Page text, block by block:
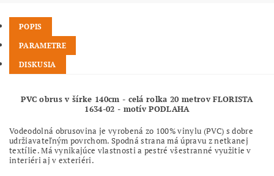
POPIS
PARAMETRE
DISKUSIA
PVC obrus v šírke 140cm - celá rolka 20 metrov FLORISTA
1634-02 - motív PODLAHA
Vodeodolná obrusovina je vyrobená zo 100% vinylu (PVC) s dobre
udržiavateľným povrchom. Spodná strana má úpravu z netkanej
textílie. Má vynikajúce vlastnosti a pestré všestranné využitie v
interiéri aj v exteriéri.